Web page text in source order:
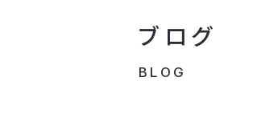
ブログ
BLOG